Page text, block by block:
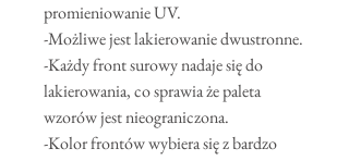
promieniowanie UV.
-Możliwe jest lakierowanie dwustronne.
-Każdy front surowy nadaje się do
lakierowania, co sprawia że paleta
wzorów jest nieograniczona.
-Kolor frontów wybiera się z bardzo